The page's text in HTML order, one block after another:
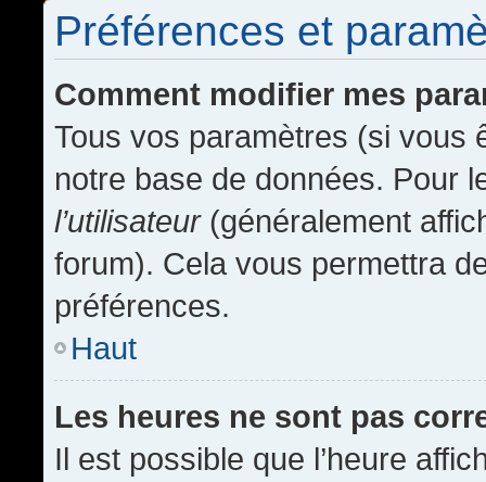
Préférences et
Comment modifier mes
Tous vos paramètres (si vous
notre base de données. Pour
l’utilisateur(généralement
forum). Cela vous permettra
préférences.
Haut
Les heures ne sont pas
Il est possible que l’heure